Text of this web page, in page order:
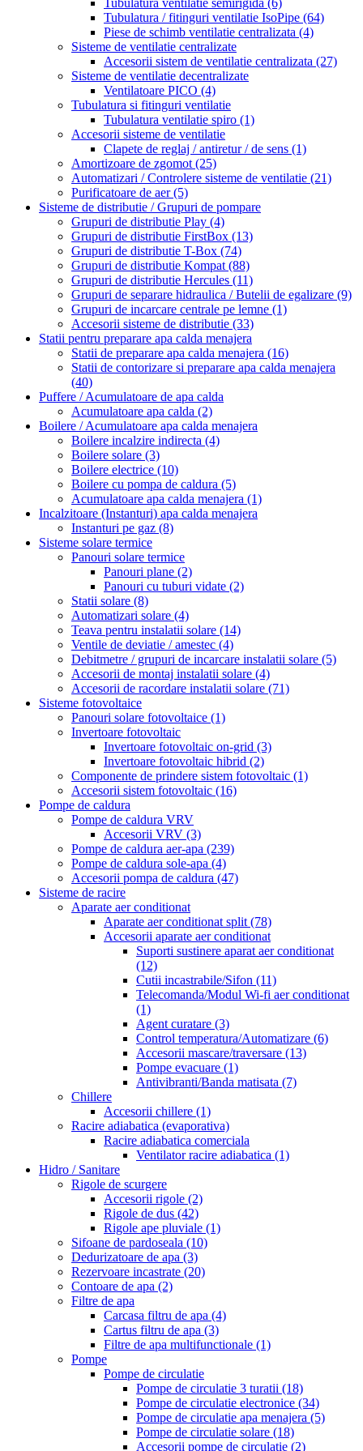
Tubulatura ventilatie semirigida (6)
Tubulatura / fitinguri ventilatie IsoPipe (64)
Piese de schimb ventilatie centralizata (4)
Sisteme de ventilatie centralizate
Accesorii sistem de ventilatie centralizata (27)
Sisteme de ventilatie decentralizate
Ventilatoare PICO (4)
Tubulatura si fitinguri ventilatie
Tubulatura ventilatie spiro (1)
Accesorii sisteme de ventilatie
Clapete de reglaj / antiretur / de sens (1)
Amortizoare de zgomot (25)
Automatizari / Controlere sisteme de ventilatie (21)
Purificatoare de aer(5)
Sisteme de distributie / Grupuri de pompare
Grupuri de distributie Play (4)
Grupuri de distributie FirstBox (13)
Grupuri de distributie T-Box (74)
Grupuri de distributie Kompat (88)
Grupuri de distributie Hercules (11)
Grupuri de separare hidraulica / Butelii de egalizare (9)
Grupuri de incarcare centrale pe lemne (1)
Accesorii sisteme de distributie (33)
Statii pentru preparare apa calda menajera
Statii de preparare apa calda menajera (16)
Statii de contorizare si preparare apa calda menajera
(40)
Puffere / Acumulatoare de apa calda
Acumulatoare apa calda (2)
Boilere / Acumulatoare apa calda menajera
Boilere incalzire indirecta (4)
Boilere solare (3)
Boilere electrice (10)
Boilere cu pompa de caldura (5)
Acumulatoare apa calda menajera (1)
Incalzitoare (Instanturi) apa calda menajera
Instanturi pe gaz (8)
Sisteme solare termice
Panouri solare termice
Panouri plane (2)
Panouri cu tuburi vidate (2)
Statii solare (8)
Automatizari solare (4)
Teava pentru instalatii solare (14)
Ventile de deviatie / amestec (4)
Debitmetre / grupuri de incarcare instalatii solare (5)
Accesorii de montaj instalatii solare (4)
Accesorii de racordare instalatii solare (71)
Sisteme fotovoltaice
Panouri solare fotovoltaice (1)
Invertoare fotovoltaic
Invertoare fotovoltaic on-grid (3)
Invertoare fotovoltaic hibrid (2)
Componente de prindere sistem fotovoltaic (1)
Accesorii sistem fotovoltaic (16)
Pompe de caldura
Pompe de caldura VRV
Accesorii VRV (3)
Pompe de caldura aer-apa (239)
Pompe de caldura sole-apa (4)
Accesorii pompa de caldura (47)
Sisteme de racire
Aparate aer conditionat
Aparate aer conditionat split (78)
Accesorii aparate aer conditionat
Suporti sustinere aparat aer conditionat
(12)
Cutii incastrabile/Sifon (11)
Telecomanda/Modul Wi-fi aer conditionat
(1)
Agent curatare (3)
Control temperatura/Automatizare (6)
Accesorii mascare/traversare (13)
Pompe evacuare (1)
Antivibranti/Banda matisata (7)
Chillere
Accesorii chillere (1)
Racire adiabatica (evaporativa)
Racire adiabatica comerciala
Ventilator racire adiabatica (1)
Hidro / Sanitare
Rigole de scurgere
Accesorii rigole (2)
Rigole de dus (42)
Rigole ape pluviale (1)
Sifoane de pardoseala (10)
Dedurizatoare de apa (3)
Rezervoare incastrate (20)
Contoare de apa (2)
Filtre de apa
Carcasa filtru de apa (4)
Cartus filtru de apa (3)
Filtre de apa multifunctionale (1)
Pompe
Pompe de circulatie
Pompe de circulatie 3 turatii (18)
Pompe de circulatie electronice (34)
Pompe de circulatie apa menajera (5)
Pompe de circulatie solare (18)
Accesorii pompe de circulatie (2)